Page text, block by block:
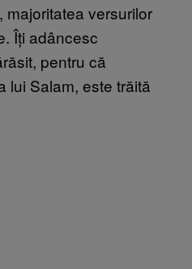
majoritatea versurilor
Îți adâncesc
pentru că
lui Salam, este trăită